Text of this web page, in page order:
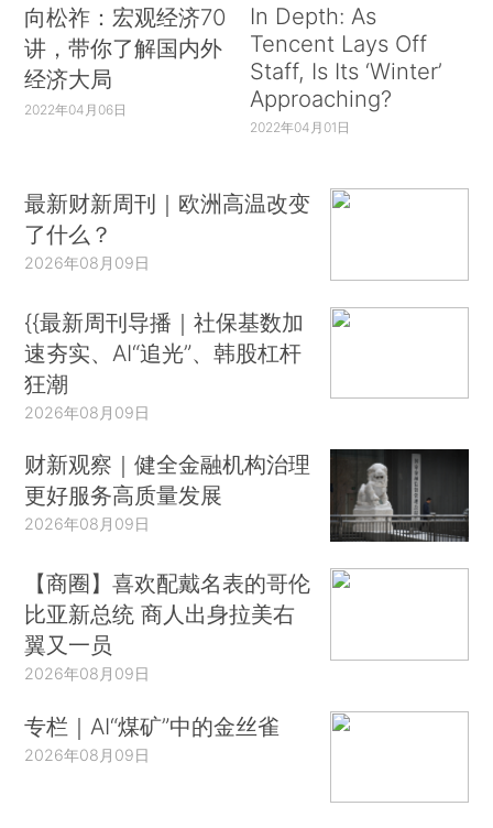
向松祚：宏观经济70
讲，带你了解国内外
经济大局
2022年04月06日
In Depth: As
Tencent Lays Off
Staff, Is Its ‘Winter’
Approaching?
2022年04月01日
最新财新周刊｜欧洲高温改变
了什么？
2026年08月09日
{{最新周刊导播｜社保基数加
速夯实、AI“追光”、韩股杠杆
狂潮
2026年08月09日
财新观察｜健全金融机构治理
更好服务高质量发展
2026年08月09日
【商圈】喜欢配戴名表的哥伦
比亚新总统 商人出身拉美右
翼又一员
2026年08月09日
专栏｜AI“煤矿”中的金丝雀
2026年08月09日